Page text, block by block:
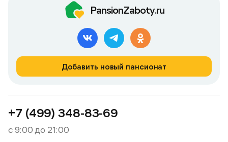
PansionZaboty.ru
Добавить новый пансионат
+7 (499) 348-83-69
с 9:00 до 21:00